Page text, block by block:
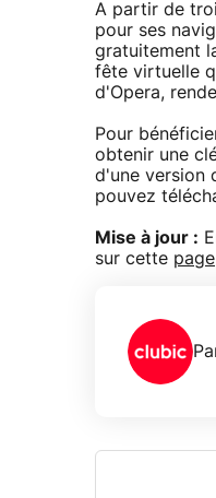
A partir de
pour ses
gratuitement
fête virtuelle
d'Opera,
Pour
obtenir une
d'une version
pouvez
Mise à jour :
sur cette page